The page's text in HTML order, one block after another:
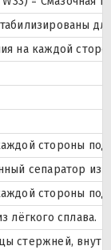
на каждой
стороны
сепаратор из
стороны
лёгкого сплава.
стержней,